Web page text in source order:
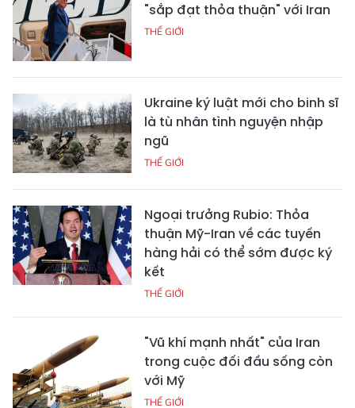
"sắp đạt thỏa thuận" với Iran
THẾ GIỚI
Ukraine ký luật mới cho binh sĩ
là tù nhân tình nguyện nhập
ngũ
THẾ GIỚI
Ngoại trưởng Rubio: Thỏa
thuận Mỹ-Iran về các tuyến
hàng hải có thể sớm được ký
kết
THẾ GIỚI
"Vũ khí mạnh nhất" của Iran
trong cuộc đối đầu sống còn
với Mỹ
THẾ GIỚI